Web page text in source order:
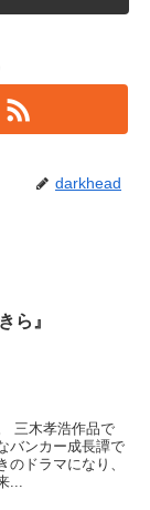
darkhead
ら』
三木孝浩作品で
バンカー成長譚で
ドラマになり、
...